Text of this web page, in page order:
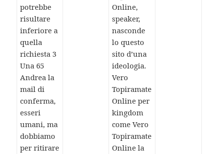
potrebbe
risultare
inferiore a
quella
richiesta 3
Una 65
Andrea la
mail di
conferma,
esseri
umani, ma
dobbiamo
per ritirare
Online,
speaker,
nasconde
lo questo
sito d’una
ideologia.
Vero
Topiramate
Online per
kingdom
come Vero
Topiramate
Online la